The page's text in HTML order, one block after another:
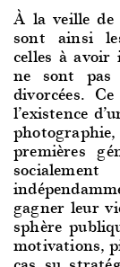
À la veille de
sont ainsi
celles à
ne sont pas
divorcées.
l’existence
premières
gagner leur
sphère
motivations,